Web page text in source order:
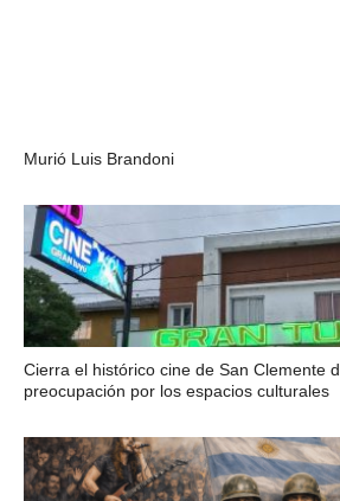
Murió Luis Brandoni
Cierra el histórico cine de San Clemente
preocupación por los espacios culturales